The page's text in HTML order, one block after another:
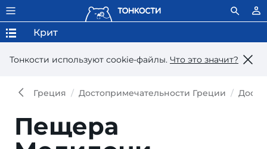
Тонкости используют сookie-файлы. Что это значит?
Крит
Греция Достопримечательности Греции
Пещера